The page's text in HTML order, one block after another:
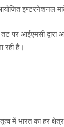
इण्टरनेशनल
पर आईएमसी
रही है।
में भारत का हर